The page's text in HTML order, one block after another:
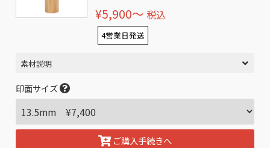
¥5,900〜 税込
4営業日発送
素材説明
印面サイズ
ご購入手続きへ